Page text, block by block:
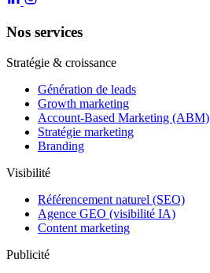
Nos services
Stratégie & croissance
Génération de leads
Growth marketing
Account-Based Marketing (ABM)
Stratégie marketing
Branding
Visibilité
Référencement naturel (SEO)
Agence GEO (visibilité IA)
Content marketing
Publicité